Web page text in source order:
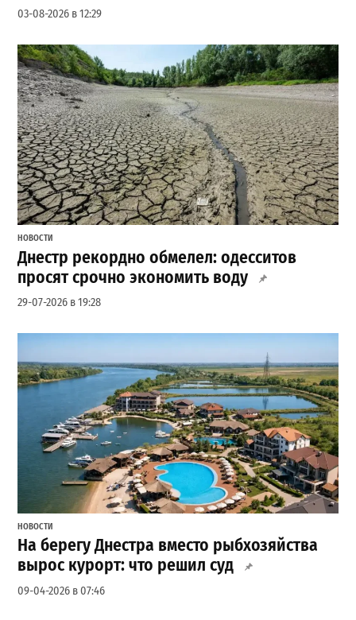
03-08-2026 в 12:29
НОВОСТИ
Днестр рекордно обмелел: одесситов
просят срочно экономить воду
29-07-2026 в 19:28
НОВОСТИ
На берегу Днестра вместо рыбхозяйства
вырос курорт: что решил суд
09-04-2026 в 07:46